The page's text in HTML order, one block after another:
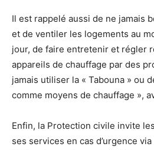
Il est rappelé aussi de ne jamais
et de ventiler les logements au
jour, de faire entretenir et régler
appareils de chauffage par des
jamais utiliser la « Tabouna » ou
comme moyens de chauffage »,
Enfin, la Protection civile invite
ses services en cas d’urgence